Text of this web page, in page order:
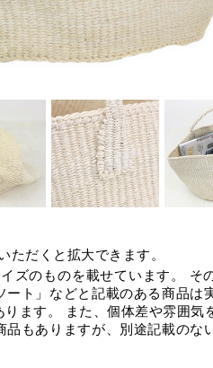
ただくと拡大できます。
ズのものを載せています。 そ
ート」などと記載のある商品は
ります。 また、個体差や雰囲気
品もありますが、別途記載のな